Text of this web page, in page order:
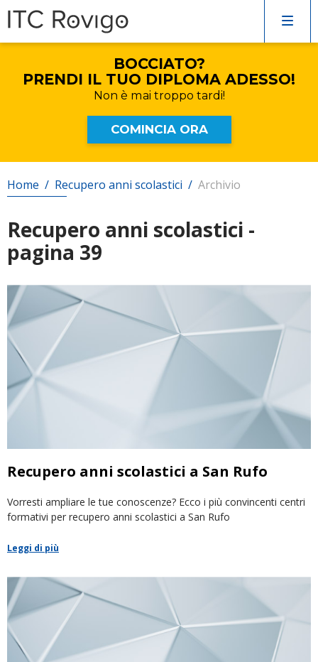
Corsi di inglese
Recupero anni scolastici
Scuole private
BOCCIATO?
PRENDI IL TUO DIPLOMA ADESSO!
Non è mai troppo tardi!
COMINCIA ORA
Home / Recupero anni scolastici / Archivio
Recupero anni scolastici -
pagina 39
Recupero anni scolastici a San Rufo
Vorresti ampliare le tue conoscenze? Ecco i più convincenti centri
formativi per recupero anni scolastici a San Rufo
Leggi di più
COMPILA IL FORM SENZA IMPEGNO!
Verrai rincontattato al più presto